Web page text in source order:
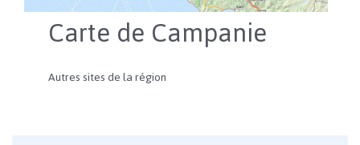
Carte de Campanie
Autres sites de la région